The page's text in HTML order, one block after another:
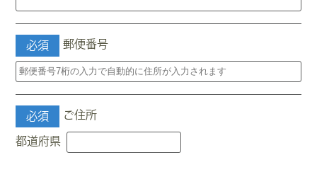
必須 郵便番号
必須 ご住所
都道府県